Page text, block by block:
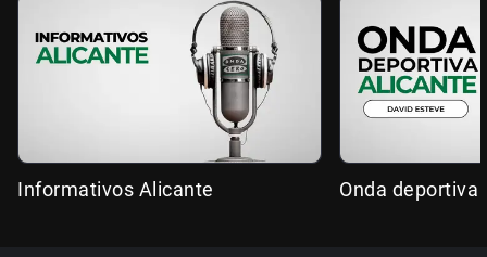
Informativos Alicante Onda deportiva